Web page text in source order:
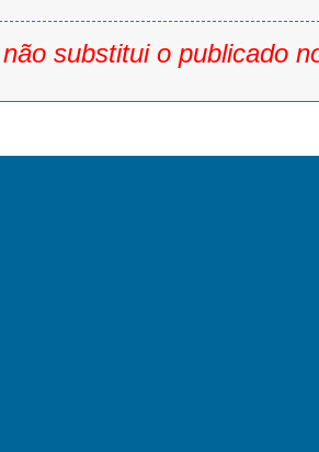
substitui o publicado